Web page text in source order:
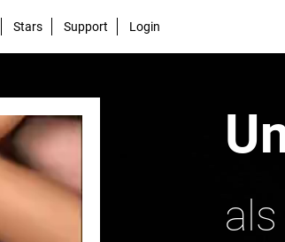
Stars Support Login